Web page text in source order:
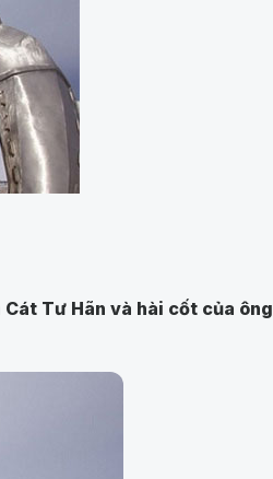
Tư Hãn và hài cốt của ông